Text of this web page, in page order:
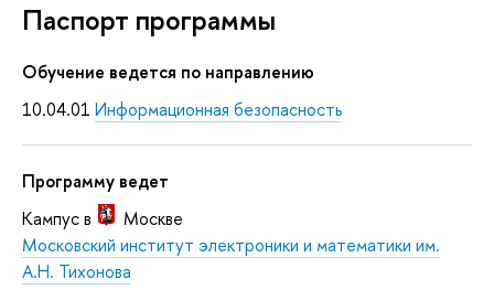
Паспорт программы
Обучение ведется по направлению
10.04.01 Информационная безопасность
Программу ведет
Кампус в
Москве
Московский институт электроники и математики им.
А.Н. Тихонова